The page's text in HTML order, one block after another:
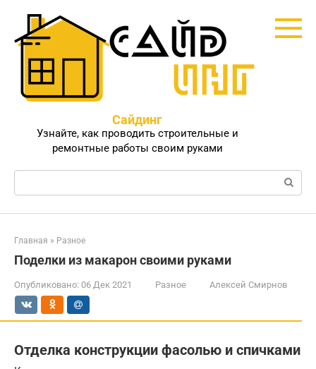
контенту
Сайдинг
Узнайте, как проводить строительные и
ремонтные работы своим руками
Поиск:
Главная » Разное
Поделки из макарон своими руками
Опубликовано: 06 Дек 2021 Разное Алексей Смирнов
Отделка конструкции фасолью и спичками